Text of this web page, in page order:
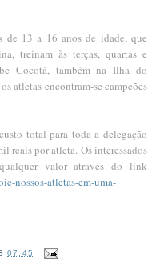
de 13 a 16 anos de idade, que
treinam às terças, quartas e
Cocotá, também na Ilha do
atletas encontram-se campeões
total para toda a delegação
reais por atleta. Os interessados
valor através do link
nossos-atletas-em-uma-
07:45